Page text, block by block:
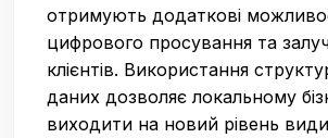
отримують додаткові
цифрового просування та
клієнтів. Використання
даних дозволяє локальному
виходити на новий рівень